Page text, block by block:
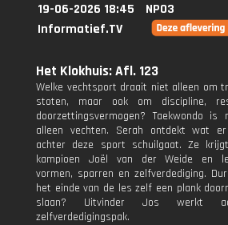
19-06-2026 18:45
NPO3
Informatief.TV
Het Klokhuis: Afl. 123
Welke vechtsport draait niet alleen om
stoten, maar ook om discipline,
doorzettingsvermogen? Taekwondo is
alleen vechten. Serah ontdekt wat
achter deze sport schuilgaat. Ze
kampioen Joël van der Weide en
vormen, sparren en zelfverdediging.
het einde van de les zelf een plank
slaan? Uitvinder Jos werkt
zelfverdedigingspak.